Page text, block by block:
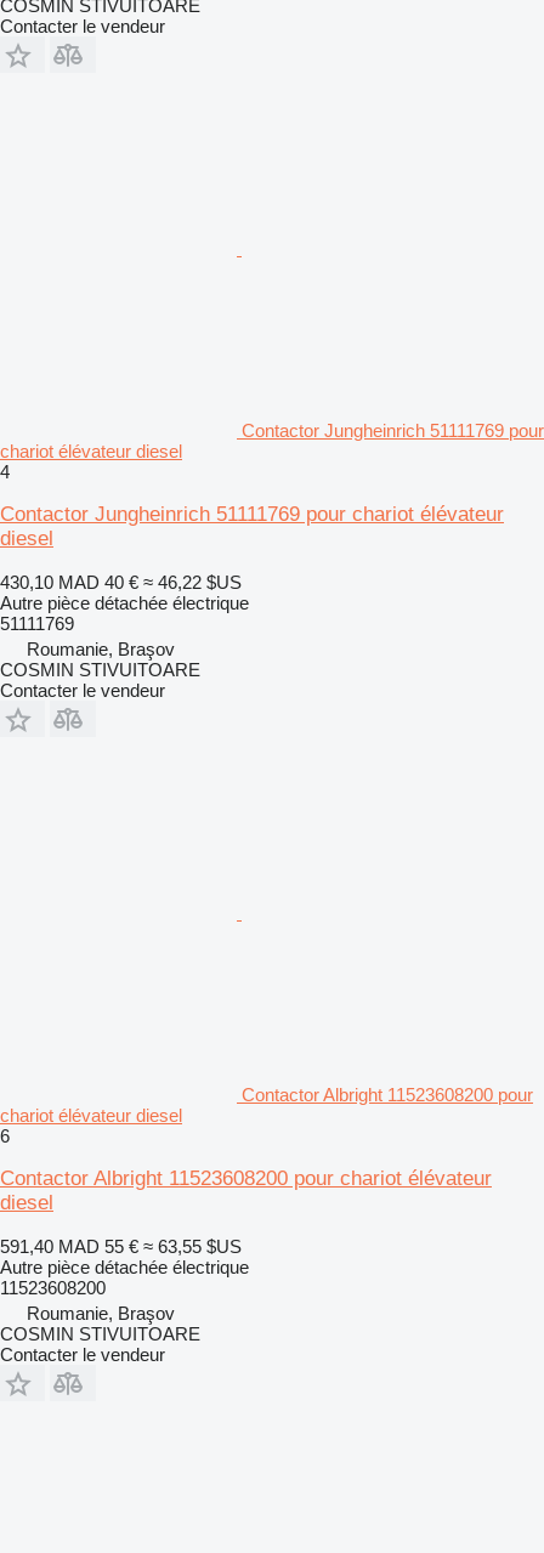
COSMIN STIVUITOARE
Contacter le vendeur
Contactor Jungheinrich 51111769 pour
chariot élévateur diesel
4
Contactor Jungheinrich 51111769 pour chariot élévateur
diesel
430,10 MAD 40 € ≈ 46,22 $US
Autre pièce détachée électrique
51111769
Roumanie, Braşov
COSMIN STIVUITOARE
Contacter le vendeur
Contactor Albright 11523608200 pour
chariot élévateur diesel
6
Contactor Albright 11523608200 pour chariot élévateur
diesel
591,40 MAD 55 € ≈ 63,55 $US
Autre pièce détachée électrique
11523608200
Roumanie, Braşov
COSMIN STIVUITOARE
Contacter le vendeur